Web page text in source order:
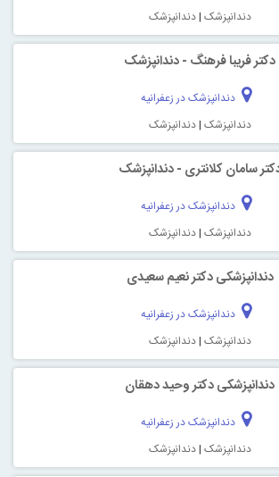
دندانپزشک |دندانپزشک
دکتر فریبا فرهنگ - دندانپزشک
دندانپزشک در زعفرانیه
دندانپزشک |دندانپزشک
سامان کلانتری - دندانپزشک
دندانپزشک در زعفرانیه
دندانپزشک |دندانپزشک
دندانپزشکی دکتر نعیم سعیدی
دندانپزشک در زعفرانیه
دندانپزشک |دندانپزشک
دندانپزشکی دکتر وحید دهقان
دندانپزشک در زعفرانیه
دندانپزشک |دندانپزشک